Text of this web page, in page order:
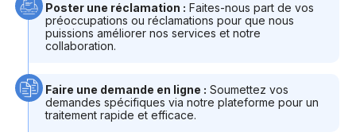
Poster une réclamation : Faites-nous part de vos
préoccupations ou réclamations pour que nous
puissions améliorer nos services et notre
collaboration.
Faire une demande en ligne : Soumettez vos
demandes spécifiques via notre plateforme pour un
traitement rapide et efficace.